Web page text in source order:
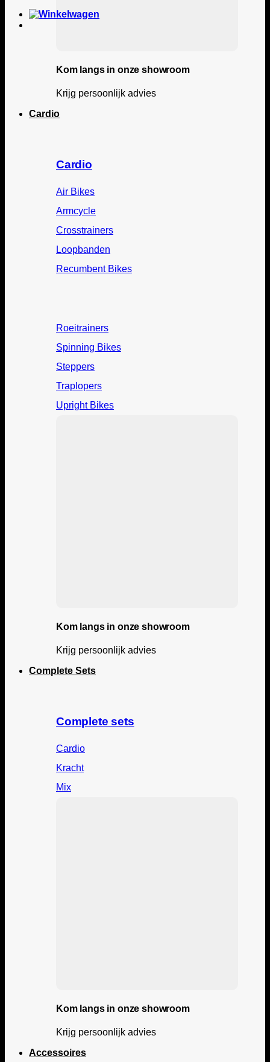
Kom langs in onze showroom
Krijg persoonlijk advies
Cardio
Cardio
Air Bikes
Armcycle
Crosstrainers
Loopbanden
Recumbent Bikes
Roeitrainers
Spinning Bikes
Steppers
Traplopers
Upright Bikes
Kom langs in onze showroom
Krijg persoonlijk advies
Complete Sets
Complete sets
Cardio
Kracht
Mix
Kom langs in onze showroom
Krijg persoonlijk advies
Accessoires